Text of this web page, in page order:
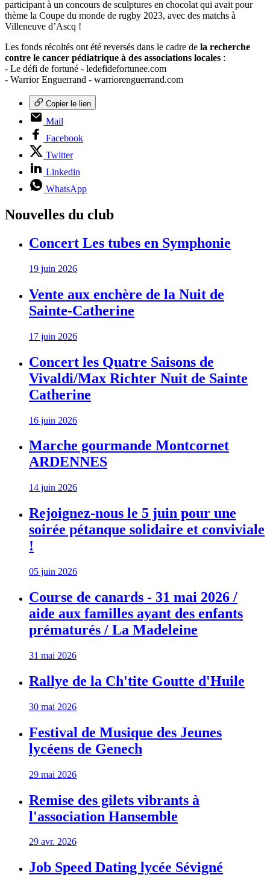
participant à un concours de sculptures en chocolat qui avait pour
thème la Coupe du monde de rugby 2023, avec des matchs à
Villeneuve d’Ascq !
Les fonds récoltés ont été reversés dans le cadre de la recherche
contre le cancer pédiatrique à des associations locales :
- Le défi de fortuné - ledefidefortunee.com
- Warrior Enguerrand - warriorenguerrand.com
Copier le lien
Mail
Facebook
Twitter
Linkedin
WhatsApp
Nouvelles du club
Concert Les tubes en Symphonie
19 juin 2026
Vente aux enchère de la Nuit de
Sainte-Catherine
17 juin 2026
Concert les Quatre Saisons de
Vivaldi/Max Richter Nuit de Sainte
Catherine
16 juin 2026
Marche gourmande Montcornet
ARDENNES
14 juin 2026
Rejoignez-nous le 5 juin pour une
soirée pétanque solidaire et conviviale
!
05 juin 2026
Course de canards - 31 mai 2026 /
aide aux familles ayant des enfants
prématurés / La Madeleine
31 mai 2026
Rallye de la Ch'tite Goutte d'Huile
30 mai 2026
Festival de Musique des Jeunes
lycéens de Genech
29 mai 2026
Remise des gilets vibrants à
l'association Hansemble
29 avr. 2026
Job Speed Dating lycée Sévigné